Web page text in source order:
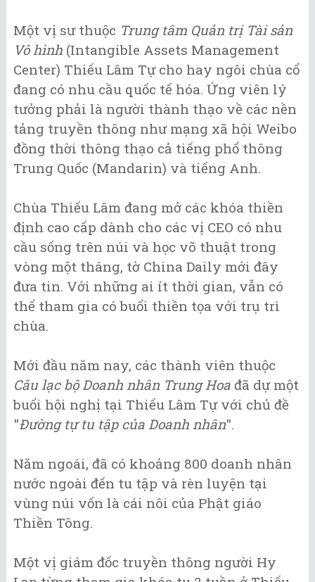
Một vị sư thuộc Trung tâm Quản trị Tài sản
Vô hình (Intangible Assets Management
Center) Thiếu Lâm Tự cho hay ngôi chùa cổ
đang có nhu cầu quốc tế hóa. Ứng viên lý
tưởng phải là người thành thạo về các nền
tảng truyền thông như mạng xã hội Weibo
đồng thời thông thạo cả tiếng phổ thông
Trung Quốc (Mandarin) và tiếng Anh.
Chùa Thiếu Lâm đang mở các khóa thiền
định cao cấp dành cho các vị CEO có nhu
cầu sống trên núi và học võ thuật trong
vòng một tháng, tờ China Daily mới đây
đưa tin. Với những ai ít thời gian, vẫn có
thể tham gia có buổi thiền tọa với trụ trì
chùa.
Mới đầu năm nay, các thành viên thuộc
Câu lạc bộ Doanh nhân Trung Hoa đã dự một
buổi hội nghị tại Thiếu Lâm Tự với chủ đề
"Đường tự tu tập của Doanh nhân".
Năm ngoái, đã có khoảng 800 doanh nhân
nước ngoài đến tu tập và rèn luyện tại
vùng núi vốn là cái nôi của Phật giáo
Thiền Tông.
Một vị giám đốc truyền thông người Hy